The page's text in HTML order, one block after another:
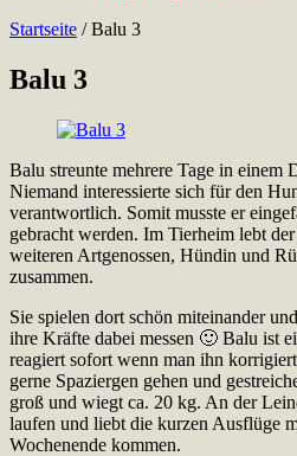
Startseite /Balu 3
Balu 3
Balu streunte mehrere Tage in einem
Niemand interessierte sich für den
verantwortlich. Somit musste er
gebracht werden. Im Tierheim lebt
weiteren Artgenossen, Hündin und
zusammen.
Sie spielen dort schön miteinander
ihre Kräfte dabei messen 🙂 Balu ist
reagiert sofort wenn man ihn
gerne Spaziergen gehen und
groß und wiegt ca. 20 kg. An der
laufen und liebt die kurzen Ausflüge
Wochenende kommen.